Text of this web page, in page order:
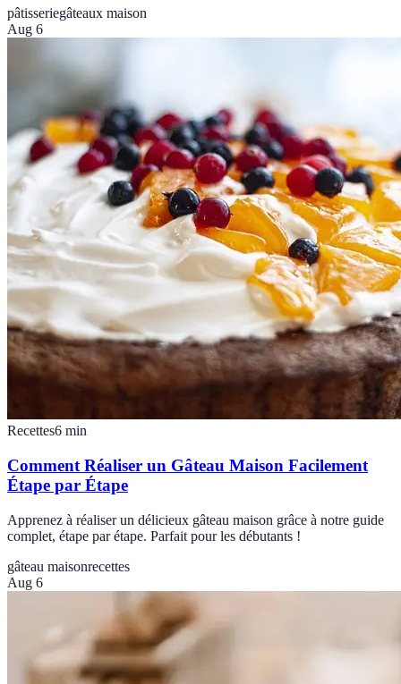
pâtisseriegâteaux maison
Aug 6
Recettes6 min
Comment Réaliser un Gâteau Maison Facilement
Étape par Étape
Apprenez à réaliser un délicieux gâteau maison grâce à notre guide
complet, étape par étape. Parfait pour les débutants !
gâteau maisonrecettes
Aug 6